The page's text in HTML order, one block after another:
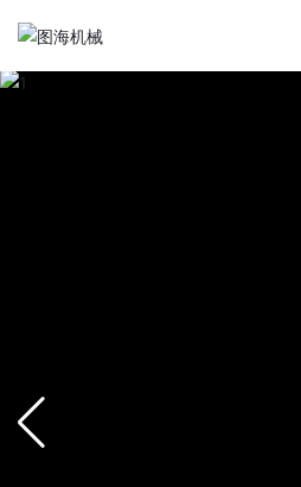
九州官方_九